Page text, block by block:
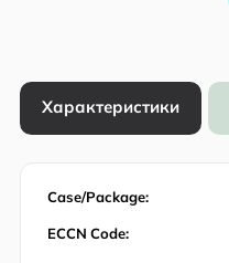
Характеристики
Case/Package:
ECCN Code: